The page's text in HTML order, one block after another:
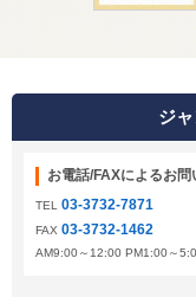
ジ
お電話/FAXによるお問
TEL 03-3732-7871
FAX 03-3732-1462
AM9:00～12:00 PM1:00～